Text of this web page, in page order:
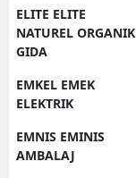
ELITE ELITE
NATUREL ORGANIK
GIDA
EMKEL EMEK
ELEKTRIK
EMNIS EMINIS
AMBALAJ